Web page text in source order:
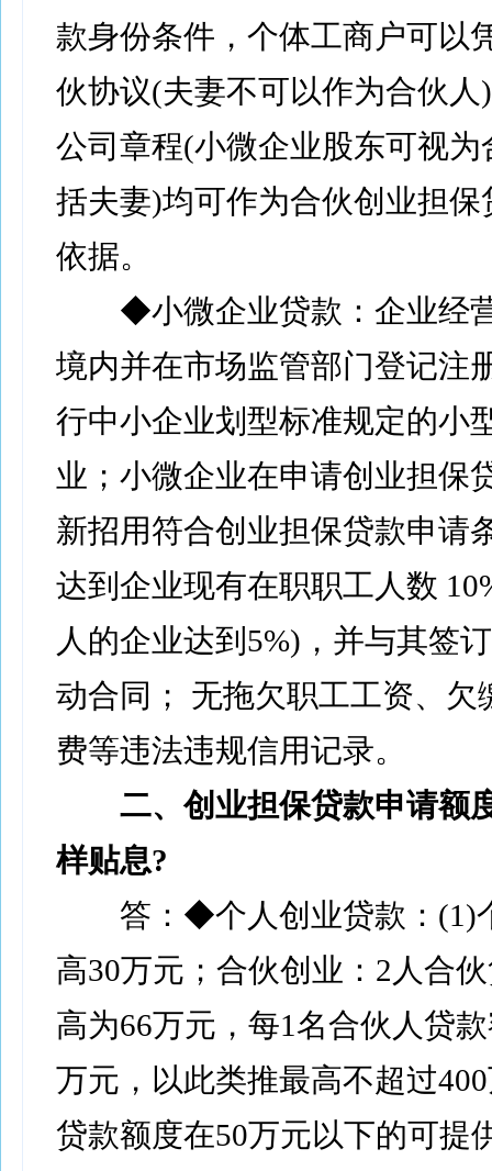
款身份条件，个体工商户可以
伙协议(夫妻不可以作为合伙人
公司章程(小微企业股东可视为
括夫妻)均可作为合伙创业担保
依据。
◆小微企业贷款：企业经
境内并在市场监管部门登记注
行中小企业划型标准规定的小
业；小微企业在申请创业担保
新招用符合创业担保贷款申请
达到企业现有在职职工人数
人的企业达到5%)，并与其签
动合同； 无拖欠职工工资、欠
费等违法违规信用记录。
二、创业担保贷款申请额
样贴息?
答：◆个人创业贷款：(1)
高30万元；合伙创业：2人合
高为66万元，每1名合伙人贷
万元，以此类推最高不超过
贷款额度在50万元以下的可提